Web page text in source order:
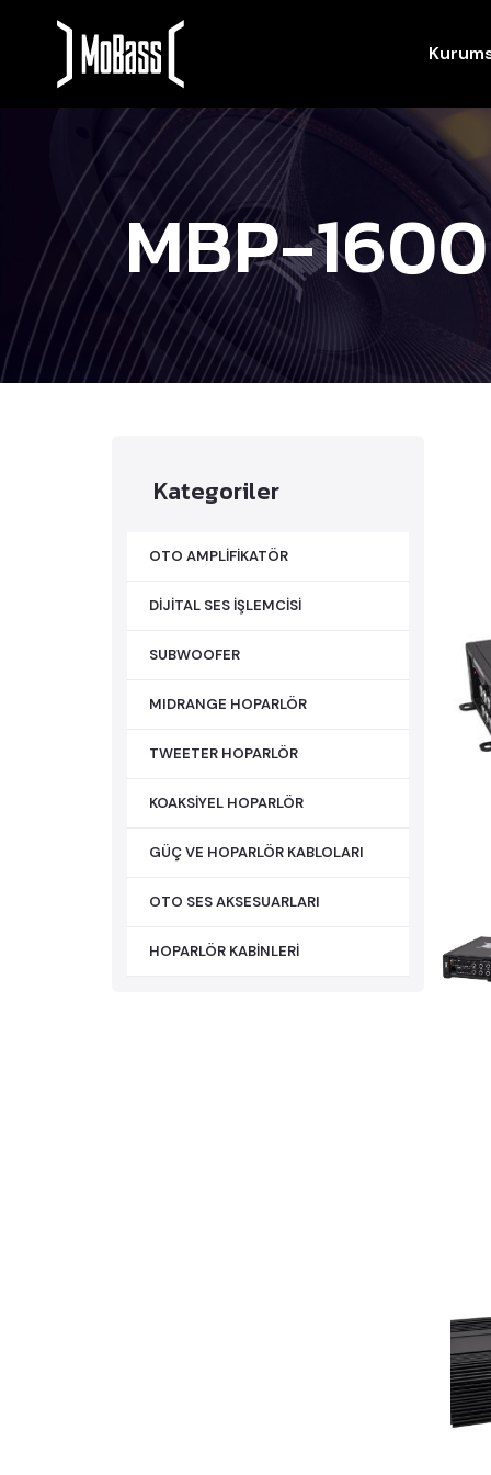
MBP-
Kategoriler
OTO AMPLİFİKATÖR
DİJİTAL SES İŞLEMCİSİ
SUBWOOFER
MIDRANGE HOPARLÖR
TWEETER HOPARLÖR
KOAKSİYEL HOPARLÖR
GÜÇ VE HOPARLÖR KABLOLARI
OTO SES AKSESUARLARI
HOPARLÖR KABİNLERİ